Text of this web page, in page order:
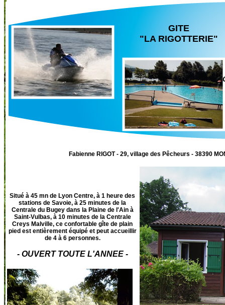
GITE
"LA RIGOTTERIE"
Fabienne RIGOT - 29, village des Pêcheurs - 38390
Situé à 45 mn de Lyon Centre, à 1 heure des
stations de Savoie, à 25 minutes de la
Centrale du Bugey dans la Plaine de l'Ain à
Saint-Vulbas, à 10 minutes de la Centrale
Creys Malville, ce confortable gîte de plain
pied est entièrement équipé et peut accueillir
de 4 à 6 personnes.
- OUVERT TOUTE L'ANNEE -